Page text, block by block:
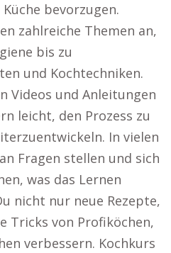
bevorzugen.
zahlreiche Themen an,
bis zu
und Kochtechniken.
Videos und Anleitungen
leicht, den Prozess zu
In vielen
Fragen stellen und sich
was das Lernen
nicht nur neue Rezepte,
Tricks von Profiköchen,
verbessern. Kochkurs